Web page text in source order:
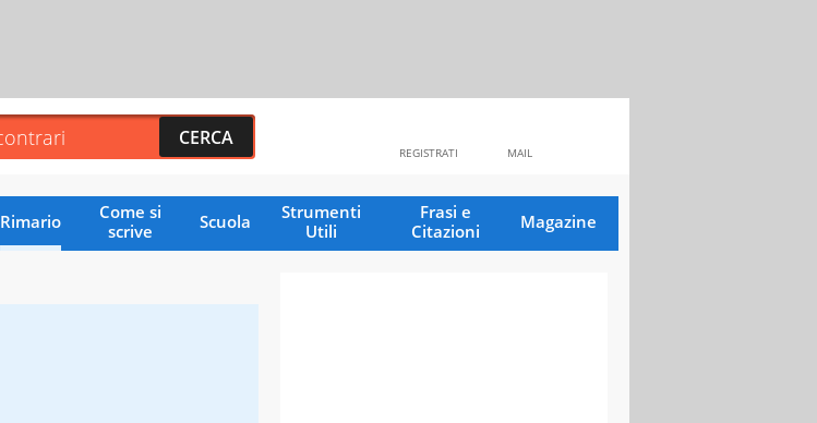
MAIL
REGISTRATI
Rimario
Come si
scrive
Scuola
Strumenti
Utili
Frasi e
Citazioni
Magazine